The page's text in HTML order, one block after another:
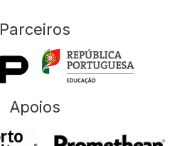
Parceiros
Apoios